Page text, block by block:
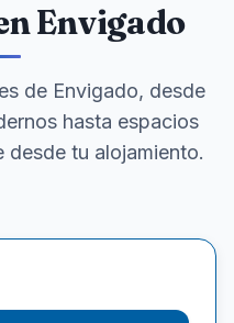
Envigado
de Envigado, desde
hasta espacios
tu alojamiento.